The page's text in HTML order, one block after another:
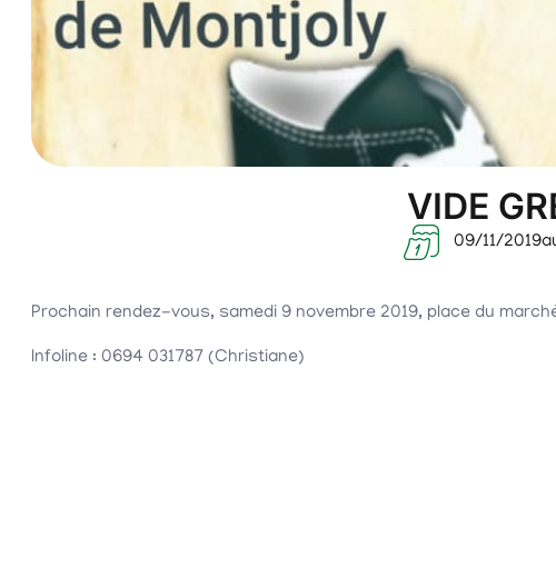
VIDE
09/11/2019
Prochain rendez-vous, samedi 9 novembre 2019, place du
Infoline : 0694 031787 (Christiane)